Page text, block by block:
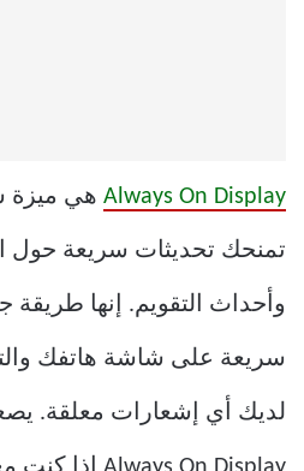
Always On Display هي ميزة
تمنحك تحديثات سريعة حول
وأحداث التقويم. إنها طريقة
سريعة على شاشة هاتفك
لديك أي إشعارات معلقة.